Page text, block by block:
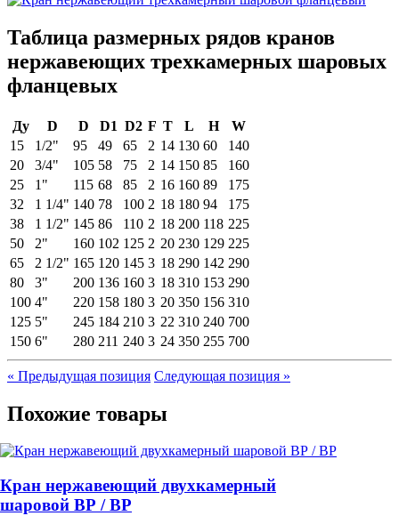
Таблица размерных рядов кранов
нержавеющих трехкамерных шаровых
фланцевых
Ду D D D1 D2 F T L H
W
15
1/2" 95 49 65 2 14 130 60
140
20
3/4" 105 58 75 2 14 150 85
160
25
1" 115 68 85 2 16 160 89
175
32
1 1/4" 140 78 100 2 18 180 94
175
38
1 1/2" 145 86 110 2 18 200 118 225
50
2" 160 102 125 2 20 230 129 225
65
2 1/2" 165 120 145 3 18 290 142 290
80
3" 200 136 160 3 18 310 153 290
100 4" 220 158 180 3 20 350 156 310
125 5" 245 184 210 3 22 310 240 700
150 6" 280 211 240 3 24 350 255 700
« Предыдущая позиция Следующая позиция »
Похожие товары
Кран нержавеющий двухкамерный
шаровой ВР / ВР